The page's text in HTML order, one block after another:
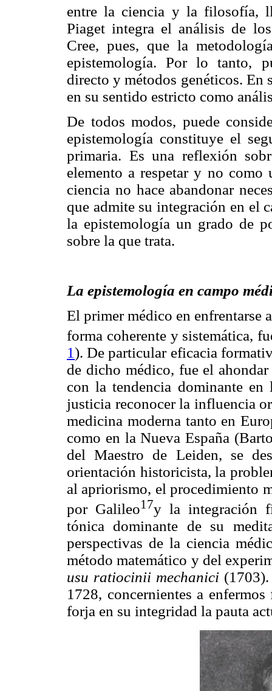
entre la ciencia y la filosofía,
Piaget integra el análisis de
Cree, pues, que la
epistemología. Por lo tanto,
directo y métodos genéticos. En
en su sentido estricto como
De todos modos, puede
epistemología constituye el
primaria. Es una reflexión
elemento a respetar y no
ciencia no hace abandonar
que admite su integración en el
la epistemología un grado de
sobre la que trata.
La epistemología en campo
El primer médico en enfrentarse
forma coherente y sistemática,
1). De particular eficacia
de dicho médico, fue el
con la tendencia dominante
justicia reconocer la influencia
medicina moderna tanto en
como en la Nueva España
del Maestro de Leiden, se
orientación historicista, la
al apriorismo, el procedimiento
por Galileo17yla integración
tónica dominante de su
perspectivas de la ciencia
método matemático y del
usu ratiocinii mechanici
1728, concernientes a
forja en su integridad la pauta